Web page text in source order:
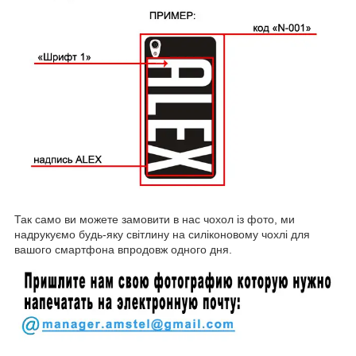
Так само ви можете замовити в нас чохол із фото, ми
надрукуємо будь-яку світлину на силіконовому чохлі для
вашого смартфона впродовж одного дня.